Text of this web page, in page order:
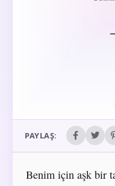
PAYLAŞ:
Benim için aşk bir